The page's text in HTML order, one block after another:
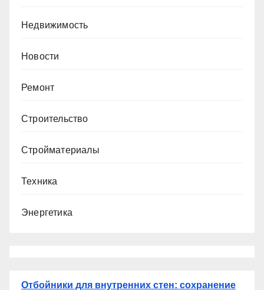
Недвижимость
Новости
Ремонт
Строительство
Стройматериалы
Техника
Энергетика
Отбойники для внутренних стен: сохранение